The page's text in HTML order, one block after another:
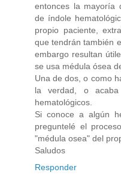
entonces la mayoría
de índole
propio paciente,
que tendrán también
embargo resultan
se usa médula ósea
Una de dos, o como
la verdad, o acaba
hematológicos.
Si conoce a algún
preguntelé el
"médula osea" del
Saludos
Responder